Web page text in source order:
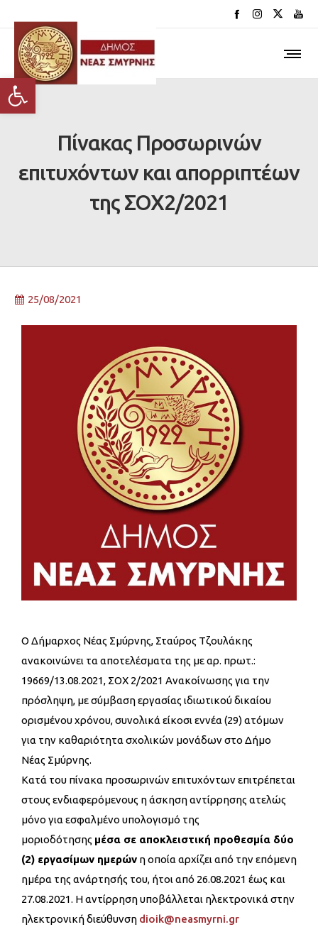
Ανοίξτε τη γραμμή εργαλείων
Πίνακας Προσωρινών
επιτυχόντων και απορριπτέων
της ΣΟΧ2/2021
25/08/2021
Ο Δήμαρχος Νέας Σμύρνης, Σταύρος Τζουλάκης
ανακοινώνει τα αποτελέσματα της με αρ. πρωτ.:
19669/13.08.2021, ΣΟΧ 2/2021 Ανακοίνωσης για την
πρόσληψη, με σύμβαση εργασίας ιδιωτικού δικαίου
ορισμένου χρόνου, συνολικά είκοσι εννέα (29) ατόμων
για την καθαριότητα σχολικών μονάδων στο Δήμο
Νέας Σμύρνης.
Κατά του πίνακα προσωρινών επιτυχόντων επιτρέπεται
στους ενδιαφερόμενους η άσκηση αντίρρησης ατελώς
μόνο για εσφαλμένο υπολογισμό της
μοριοδότησης μέσα σε αποκλειστική προθεσμία δύο
(2) εργασίμων ημερών η οποία αρχίζει από την επόμενη
ημέρα της ανάρτησής του, ήτοι από 26.08.2021 έως και
27.08.2021. Η αντίρρηση υποβάλλεται ηλεκτρονικά στην
ηλεκτρονική διεύθυνση dioik@neasmyrni.gr